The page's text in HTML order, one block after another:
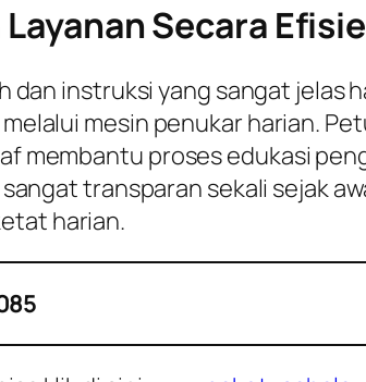
Secara
instruksi yang sangat jelas
mesin penukar harian.
membantu proses edukasi
transparan sekali sejak
harian.